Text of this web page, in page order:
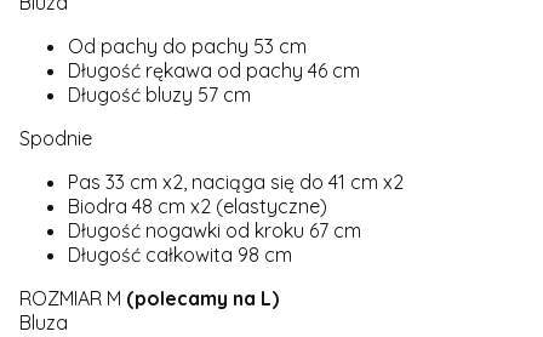
Od pachy do pachy 53 cm
Długość rękawa od pachy 46 cm
Długość bluzy 57 cm
Spodnie
Pas 33 cm x2, naciąga się do 41 cm x2
Biodra 48 cm x2 (elastyczne)
Długość nogawki od kroku 67 cm
Długość całkowita 98 cm
ROZMIAR M (polecamy na L)
Bluza